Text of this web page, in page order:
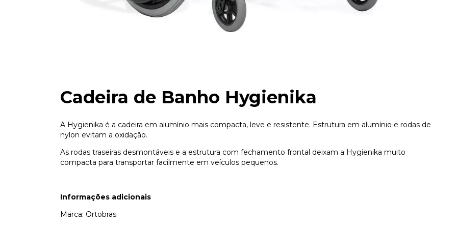
Cadeira de Banho Hygienika
A Hygienika é a cadeira em alumínio mais compacta, leve e resistente. Estrutura em alumínio e rodas de
nylon evitam a oxidação.
As rodas traseiras desmontáveis e a estrutura com fechamento frontal deixam a Hygienika muito
compacta para transportar facilmente em veículos pequenos.
Informações adicionais
Marca: Ortobras